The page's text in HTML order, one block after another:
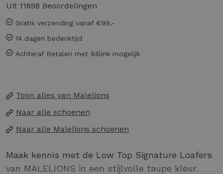
Uit 11698 Beoordelingen
Gratis verzending vanaf €99,-
14 dagen bedenktijd
Achteraf Betalen met Billink mogelijk
Toon alles van Malelions
Naar alle schoenen
Naar alle Malelions schoenen
Maak kennis met de Low Top Signature Loafers
van MALELIONS in een stijlvolle taupe kleur.